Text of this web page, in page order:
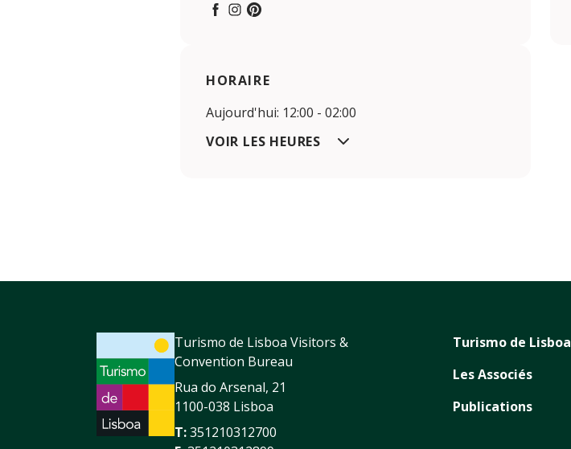
HORAIRE
Aujourd'hui: 12:00 - 02:00
VOIR LES HEURES
Turismo de Lisboa Visitors &
Convention Bureau
Rua do Arsenal, 21
1100-038 Lisboa
T:351210312700
Turismo de Lisboa
Les Associés
Publications